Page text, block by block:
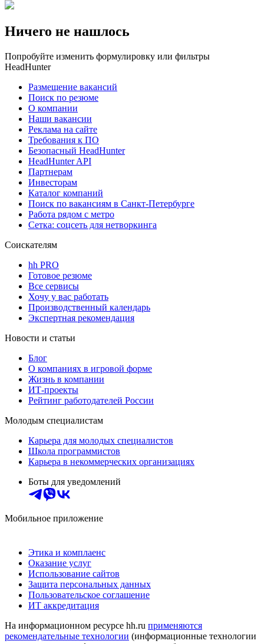
Ничего не нашлось
Попробуйте изменить формулировку или фильтры
HeadHunter
Размещение вакансий
Поиск по резюме
О компании
Наши вакансии
Реклама на сайте
Требования к ПО
Безопасный HeadHunter
HeadHunter API
Партнерам
Инвесторам
Каталог компаний
Поиск по вакансиям в Санкт-Петербурге
Работа рядом с метро
Сетка: соцсеть для нетворкинга
Соискателям
hh PRO
Готовое резюме
Все сервисы
Хочу у вас работать
Производственный календарь
Экспертная рекомендация
Новости и статьи
Блог
О компаниях в игровой форме
Жизнь в компании
ИТ-проекты
Рейтинг работодателей России
Молодым специалистам
Карьера для молодых специалистов
Школа программистов
Карьера в некоммерческих организациях
Боты для уведомлений
Мобильное приложение
Этика и комплаенс
Оказание услуг
Использование сайтов
Защита персональных данных
Пользовательское соглашение
ИТ аккредитация
На информационном ресурсе hh.ru применяются
рекомендательные технологии (информационные технологии